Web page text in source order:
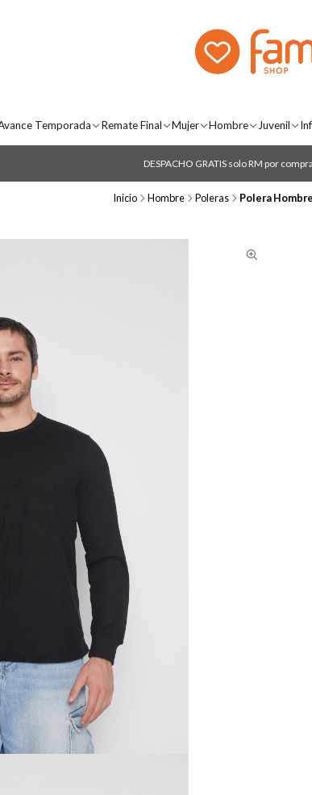
Temporada Remate Final Mujer Hombre Juvenil
DESPACHO GRATIS solo RM por
Inicio Hombre Poleras Polera